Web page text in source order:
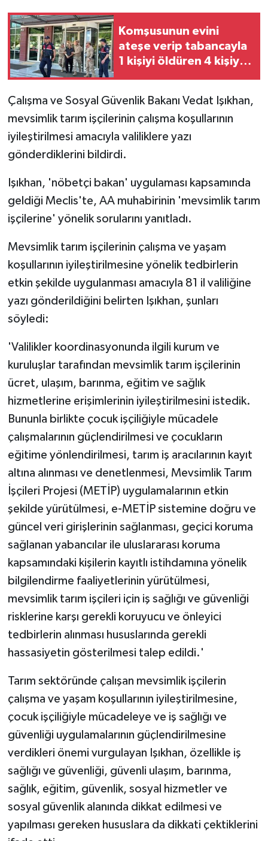
Komşusunun evini
ateşe verip tabancayla
1 kişiyi öldüren 4 kişiyi
Çalışma ve Sosyal Güvenlik Bakanı Vedat Işıkhan,
mevsimlik tarım işçilerinin çalışma koşullarının
iyileştirilmesi amacıyla valiliklere yazı
gönderdiklerini bildirdi.
Işıkhan, 'nöbetçi bakan' uygulaması kapsamında
geldiği Meclis'te, AA muhabirinin 'mevsimlik tarım
işçilerine' yönelik sorularını yanıtladı.
Mevsimlik tarım işçilerinin çalışma ve yaşam
koşullarının iyileştirilmesine yönelik tedbirlerin
etkin şekilde uygulanması amacıyla 81 il valiliğine
yazı gönderildiğini belirten Işıkhan, şunları
söyledi:
'Valilikler koordinasyonunda ilgili kurum ve
kuruluşlar tarafından mevsimlik tarım işçilerinin
ücret, ulaşım, barınma, eğitim ve sağlık
hizmetlerine erişimlerinin iyileştirilmesini istedik.
Bununla birlikte çocuk işçiliğiyle mücadele
çalışmalarının güçlendirilmesi ve çocukların
eğitime yönlendirilmesi, tarım iş aracılarının kayıt
altına alınması ve denetlenmesi, Mevsimlik Tarım
İşçileri Projesi (METİP) uygulamalarının etkin
şekilde yürütülmesi, e-METİP sistemine doğru ve
güncel veri girişlerinin sağlanması, geçici koruma
sağlanan yabancılar ile uluslararası koruma
kapsamındaki kişilerin kayıtlı istihdamına yönelik
bilgilendirme faaliyetlerinin yürütülmesi,
mevsimlik tarım işçileri için iş sağlığı ve güvenliği
risklerine karşı gerekli koruyucu ve önleyici
tedbirlerin alınması hususlarında gerekli
hassasiyetin gösterilmesi talep edildi.'
Tarım sektöründe çalışan mevsimlik işçilerin
çalışma ve yaşam koşullarının iyileştirilmesine,
çocuk işçiliğiyle mücadeleye ve iş sağlığı ve
güvenliği uygulamalarının güçlendirilmesine
verdikleri önemi vurgulayan Işıkhan, özellikle iş
sağlığı ve güvenliği, güvenli ulaşım, barınma,
sağlık, eğitim, güvenlik, sosyal hizmetler ve
sosyal güvenlik alanında dikkat edilmesi ve
yapılması gereken hususlara da dikkati çektiklerini